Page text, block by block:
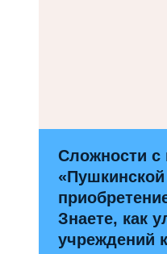
Сложности с
Знаете, как
учреждений